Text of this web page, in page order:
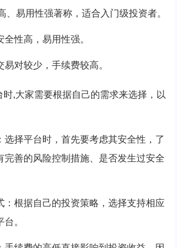
、易用性强著称，适合入门级投资者。
全性高，易用性强。
易对较少，手续费较高。
时,大家需要根据自己的需求来选择，以
选择平台时，首先要考虑其安全性，了
完善的风险控制措施、是否发生过安全
：根据自己的投资策略，选择支持相应
。